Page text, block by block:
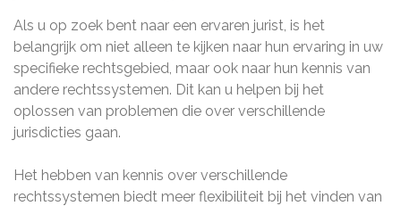
Als u op zoek bent naar een ervaren jurist, is het
belangrijk om niet alleen te kijken naar hun ervaring in uw
specifieke rechtsgebied, maar ook naar hun kennis van
andere rechtssystemen. Dit kan u helpen bij het
oplossen van problemen die over verschillende
jurisdicties gaan.
Het hebben van kennis over verschillende
rechtssystemen biedt meer flexibiliteit bij het vinden van